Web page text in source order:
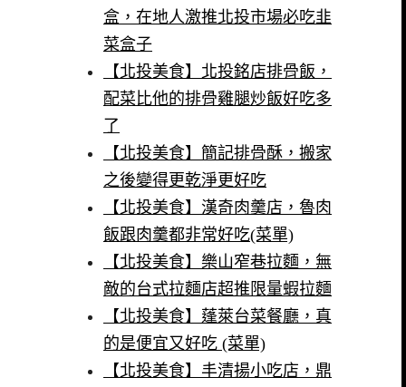
盒，在地人激推北投市場必吃韭
菜盒子
【北投美食】北投銘店排骨飯，
配菜比他的排骨雞腿炒飯好吃多
了
【北投美食】簡記排骨酥，搬家
之後變得更乾淨更好吃
【北投美食】漢奇肉羹店，魯肉
飯跟肉羹都非常好吃(菜單)
【北投美食】樂山窄巷拉麵，無
敵的台式拉麵店超推限量蝦拉麵
【北投美食】蓬萊台菜餐廳，真
的是便宜又好吃 (菜單)
【北投美食】丰清揚小吃店，鼎